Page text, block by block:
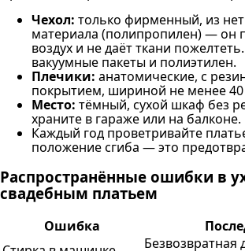
Чехол: только фирменный, из
материала (полипропилен) — он
воздух и не даёт ткани
вакуумные пакеты и полиэтилен.
Плечики: анатомические, с
покрытием, шириной не менее
Место: тёмный, сухой шкаф без
храните в гараже или на балконе.
Каждый год проветривайте
положение сгиба — это
Распространённые ошибки в
свадебным платьем
Ошибка